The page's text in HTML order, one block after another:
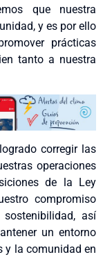
que nuestra
y es por ello
prácticas
tanto a nuestra
corregir las
operaciones
de la Ley
compromiso
así
un entorno
y la comunidad en